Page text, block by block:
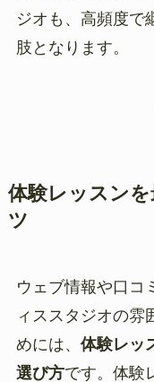
ジオも、高頻度で
肢となります。
体験レッスン
ツ
ウェブ情報や口コ
ィススタジオの雰
めには、 体験レッ
選び方です。体験